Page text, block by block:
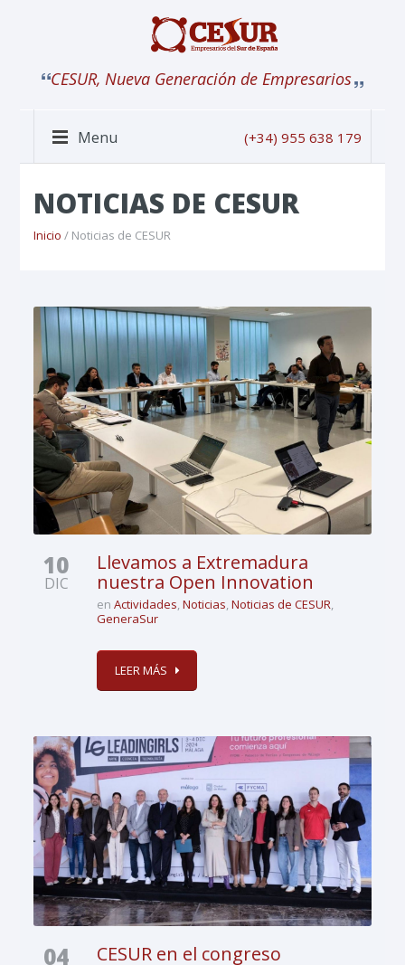
CESUR, Nueva Generación de Empresarios
Menu (+34) 955 638 179
NOTICIAS DE CESUR
Inicio / Noticias de CESUR
10
DIC
Llevamos a Extremadura
nuestra Open Innovation
enActividades,Noticias,Noticias de CESUR,
GeneraSur
LEER MÁS
04
CESUR en el congreso